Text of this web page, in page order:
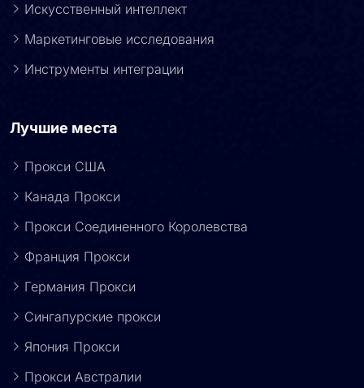
Искусственный интеллект
Маркетинговые исследования
Инструменты интеграции
Лучшие места
Прокси США
Канада Прокси
Прокси Соединенного Королевства
Франция Прокси
Германия Прокси
Сингапурские прокси
Япония Прокси
Прокси Австралии